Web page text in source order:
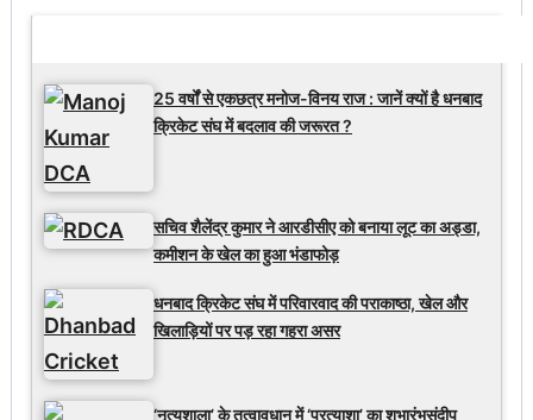
25 वर्षों से एकछत्र मनोज-विनय राज : जानें क्यों है धनबाद
क्रिकेट संघ में बदलाव की जरूरत ?
सचिव शैलेंद्र कुमार ने आरडीसीए को बनाया लूट का अड्डा,
कमीशन के खेल का हुआ भंडाफोड़
धनबाद क्रिकेट संघ में परिवारवाद की पराकाष्ठा, खेल और
खिलाड़ियों पर पड़ रहा गहरा असर
‘नृत्यशाला’ के तत्वावधान में ‘प्रत्याशा’ का शुभारंभसंदीप